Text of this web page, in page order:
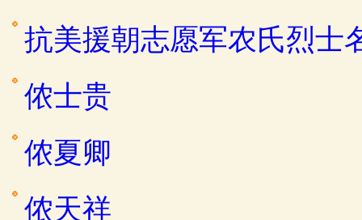
抗美援朝志愿军农氏烈士
侬士贵
侬夏卿
侬天祥